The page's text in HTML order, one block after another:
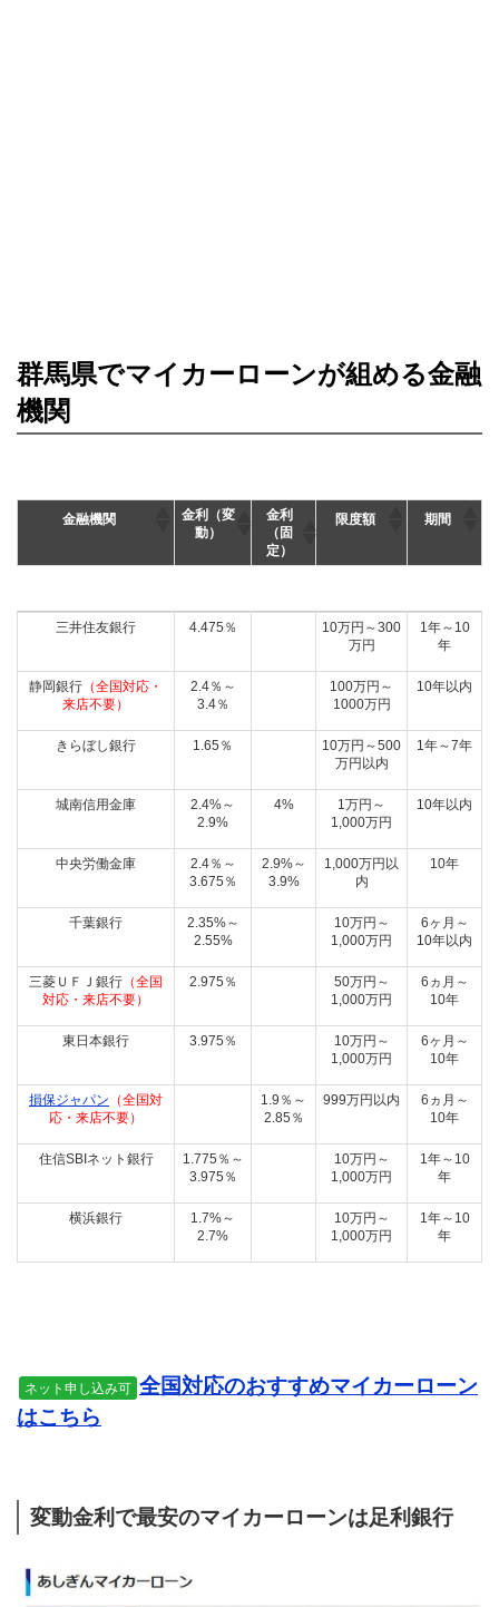
群馬県でマイカーローンが組める金融
機関
金融機関
金利（変
動）
金利
（固
定）
限度額 期間
金融機関
金利（変
限度額 期間
三井住友銀行 4.475％
10万円～300
万円
1年～10
年
静岡銀行 （全国対応・
来店不要）
2.4％～
3.4％
100万円～
1000万円
10年以内
きらぼし銀行 1.65％
10万円～500
万円以内
1年～7年
城南信用金庫
2.4%～
2.9%
4%
1万円～
1,000万円
10年以内
中央労働金庫
2.4％～
3.675％
2.9%～
3.9%
1,000万円以
内
10年
千葉銀行
2.35%～
2.55%
10万円～
1,000万円
6ヶ月～
10年以内
三菱ＵＦＪ銀行 （全国
対応・来店不要）
2.975％
50万円～
1,000万円
6ヵ月～
10年
東日本銀行 3.975％
10万円～
1,000万円
6ヶ月～
10年
損保ジャパン （全国対
応・来店不要）
1.9％～
2.85％
999万円以内
6ヵ月～
10年
住信SBIネット銀行
1.775％～
3.975％
10万円～
1,000万円
1年～10
年
横浜銀行
1.7%～
2.7%
10万円～
1,000万円
1年～10
年
ネット申し込み可 全国対応のおすすめマイカーローン
はこちら
変動金利で最安のマイカーローンは足利銀行